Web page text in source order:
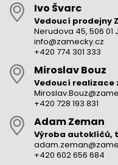
Ivo Švarc
Vedoucí prodejny
Nerudova 45, 506 01
info@zamecky.cz
+420 774 301 333
Miroslav Bouz
Vedoucí realizace
+420 728 193 831
Adam Zeman
Výroba autoklíčů,
+420 602 656 684